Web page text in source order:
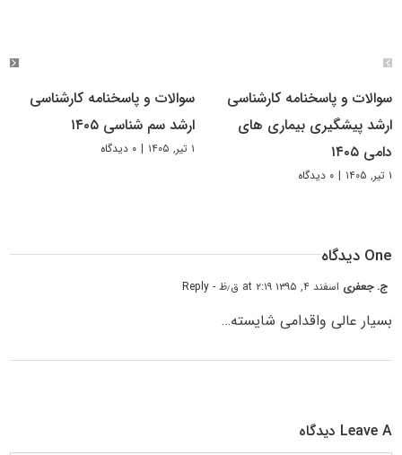
سوالات و پاسخنامه کارشناسی
ارشد پیشگیری بیماری های
دامی ۱۴۰۵
۱ تیر, ۱۴۰۵ | ۰ دیدگاه
سوالات و پاسخنامه کارشناسی
ارشد سم شناسی ۱۴۰۵
۱ تیر, ۱۴۰۵ | ۰ دیدگاه
One دیدگاه
ج. جعفری اسفند ۴, ۱۳۹۵ at ۲:۱۹ ق٫ظ - Reply
بسیار عالی واقدامی شایسته…
Leave A دیدگاه